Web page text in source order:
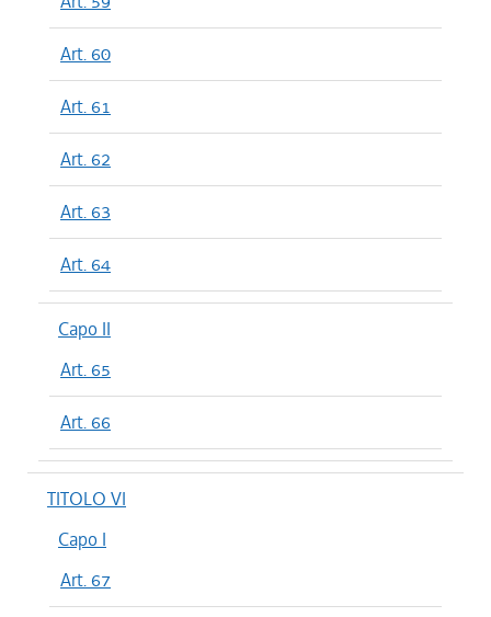
Art. 60
Art. 61
Art. 62
Art. 63
Art. 64
Capo II
Art. 65
Art. 66
TITOLO VI
Capo I
Art. 67